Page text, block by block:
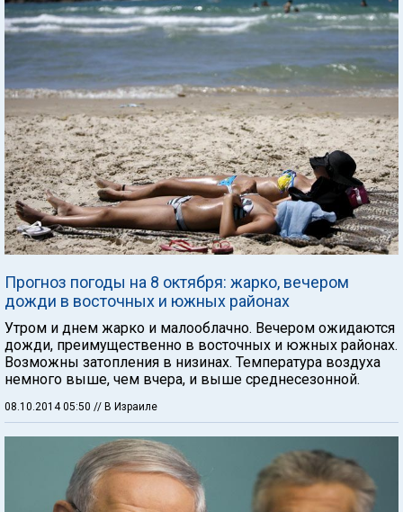
Прогноз погоды на 8 октября: жарко, вечером
дожди в восточных и южных районах
Утром и днем жарко и малооблачно. Вечером ожидаются
дожди, преимущественно в восточных и южных районах.
Возможны затопления в низинах. Температура воздуха
немного выше, чем вчера, и выше среднесезонной.
08.10.2014 05:50 // В Израиле